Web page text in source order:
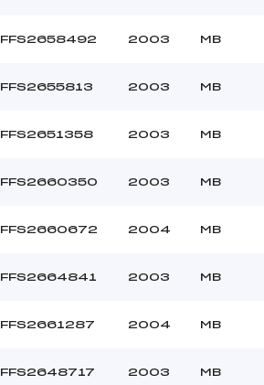
FFS2658492 2003 MB
FFS2655813 2003 MB
FFS2651358 2003 MB
FFS2660350 2003 MB
FFS2660672 2004 MB
FFS2664841 2003 MB
FFS2661287 2004 MB
FFS2648717 2003 MB